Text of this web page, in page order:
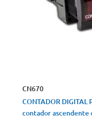
CN670
CONTADOR DIGITAL
contador ascendente